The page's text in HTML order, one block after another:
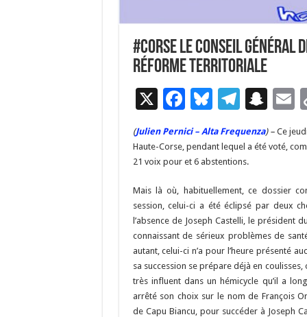
#Corse Le conseil général
réforme territoriale
X F
ac
e
b
o
o
k
Bl
u
es
ky
T
e
gr
a
m
S
n
a
c
h
at
E
(Julien Pernici – Alta Frequenza) – Ce
Haute-Corse, pendant lequel a été voté,
21 voix pour et 6 abstentions.
Mais là où, habituellement, ce dossier
session, celui-ci a été éclipsé par deux
l’absence de Joseph Castelli, le président
connaissant de sérieux problèmes de
autant, celui-ci n’a pour l’heure présenté
sa succession se prépare déjà en
très influent dans un hémicycle qu’il a
arrêté son choix sur le nom de François
de Capu Biancu, pour succéder à Joseph